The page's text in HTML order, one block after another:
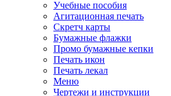
Учебные пособия
Агитационная печать
Скретч карты
Бумажные флажки
Промо бумажные кепки
Печать икон
Печать лекал
Меню
Чертежи и инструкции